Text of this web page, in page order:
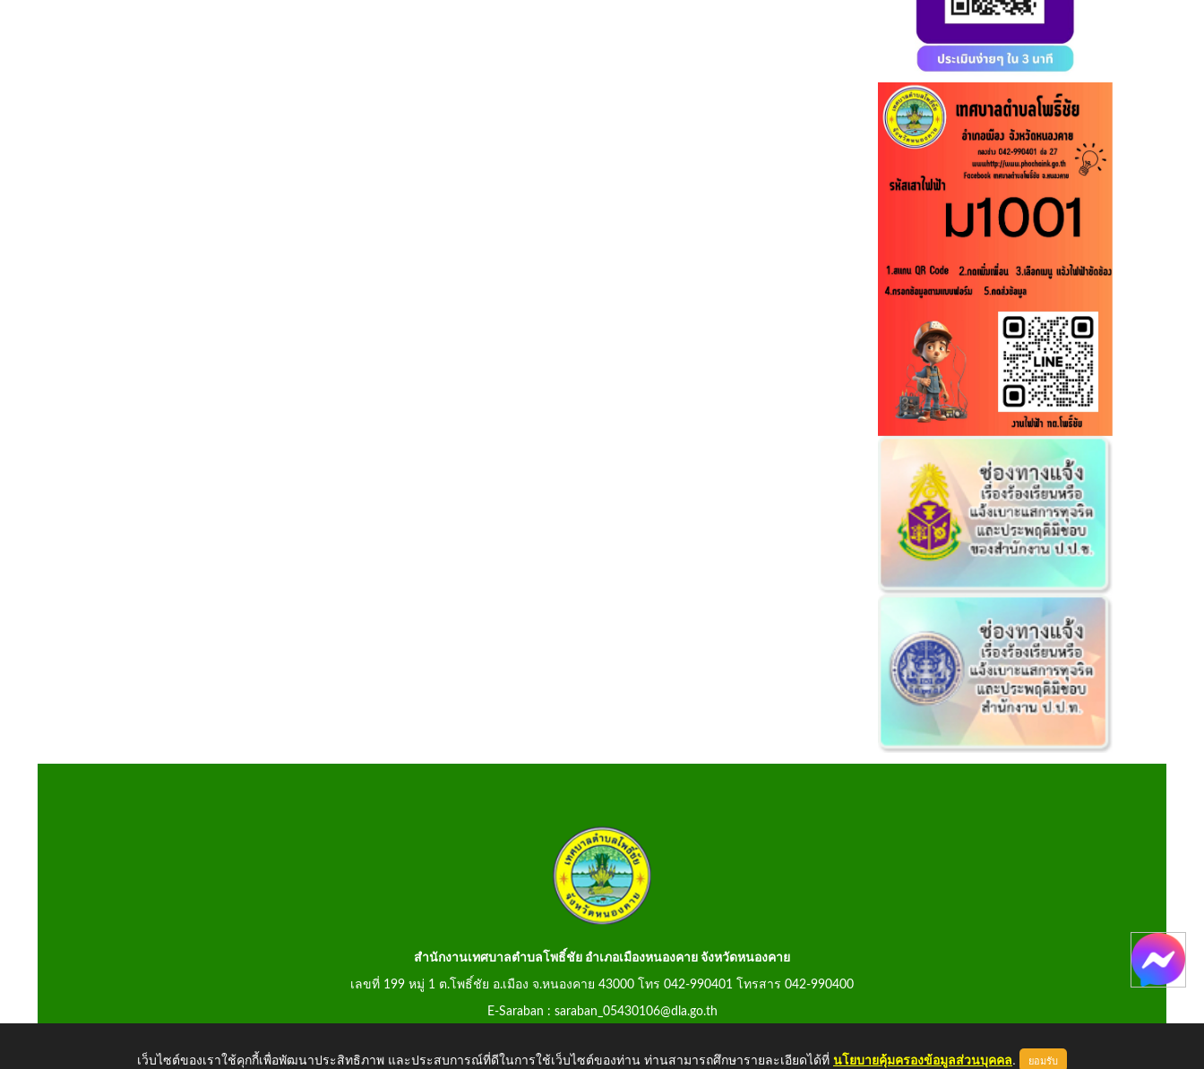
สำนักงานเทศบาลตำบลโพธิ์ชัย อำเภอเมืองหนองคาย จังหวัดหนองคาย
เลขที่ 199 หมู่ 1 ต.โพธิ์ชัย อ.เมือง จ.หนองคาย 43000 โทร 042-990401 โทรสาร 042-990400
E-Saraban : saraban_05430106@dla.go.th
เว็บไซต์ของเราใช้คุกกี้เพื่อพัฒนาประสิทธิภาพ และประสบการณ์ที่ดีในการใช้เว็บไซต์ของท่าน ท่านสามารถศึกษารายละเอียดได้ที่ นโยบายคุ้มครองข้อมูลส่วนบุคคล. ยอมรับ